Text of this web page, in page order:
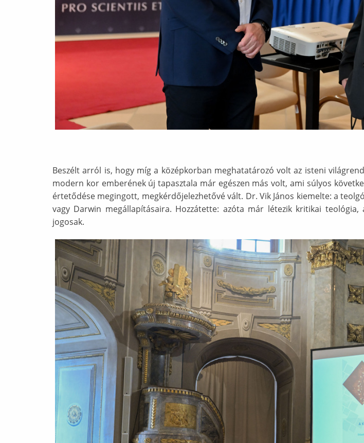
Beszélt arról is, hogy míg a középkorban meghatatározó volt az isteni
modern kor emberének új tapasztala már egészen más volt, ami súlyos
értetődése megingott, megkérdőjelezhetővé vált. Dr. Vik János kiemelte: a
vagy Darwin megállapításaira. Hozzátette: azóta már létezik kritikai
jogosak.